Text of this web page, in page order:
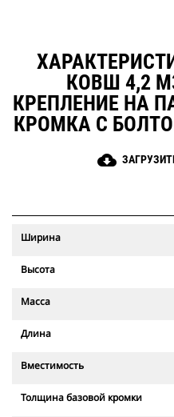
КОВШ 4,2
КРЕПЛЕНИЕ НА
КРОМКА С
cloud_download
Ширина
Высота
Масса
Длина
Вместимость
Толщина базовой кромки